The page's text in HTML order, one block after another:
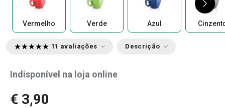
Vermelho Verde Azul
11 avaliações Descrição
Indisponível na loja online
€ 3,90